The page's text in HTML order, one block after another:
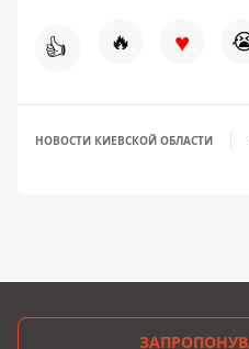
👍 🔥 ♥
НОВОСТИ КИЕВСКОЙ ОБЛАСТИ